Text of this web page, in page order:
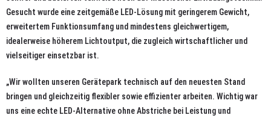
Gesucht wurde eine zeitgemäße LED-Lösung mit geringerem Gewicht,
erweitertem Funktionsumfang und mindestens gleichwertigem,
idealerweise höherem Lichtoutput, die zugleich wirtschaftlicher und
vielseitiger einsetzbar ist.
„Wir wollten unseren Gerätepark technisch auf den neuesten Stand
bringen und gleichzeitig flexibler sowie effizienter arbeiten. Wichtig war
uns eine echte LED-Alternative ohne Abstriche bei Leistung und